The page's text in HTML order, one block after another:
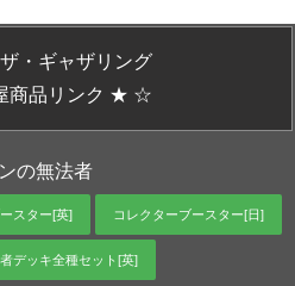
・ギャザリング
商品リンク ★ ☆
の無法者
スター[英] コレクターブースター[日]
デッキ全種セット[英]